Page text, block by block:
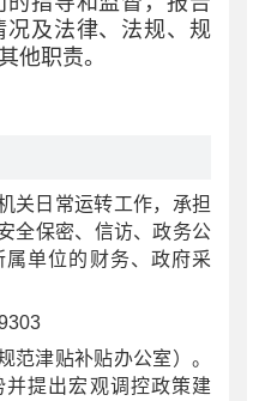
及法律、法规、规
他职责。
关日常运转工作，承担
全保密、信访、政务公
单位的财务、政府采
范津贴补贴办公室）。
提出宏观调控政策建